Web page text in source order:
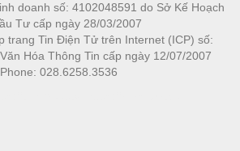
doanh số: 4102048591 do Sở Kế Hoạch
Tư cấp ngày 28/03/2007
trang Tin Điện Tử trên Internet (ICP) số:
Hóa Thông Tin cấp ngày 12/07/2007
Phone: 028.6258.3536